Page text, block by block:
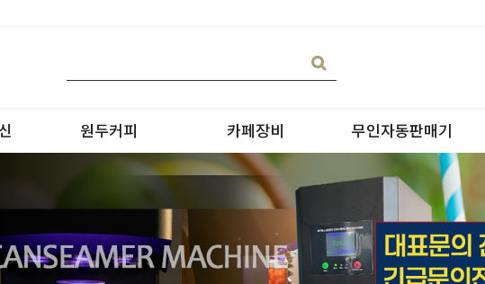
원두커피 카페장비 무인자동판매기